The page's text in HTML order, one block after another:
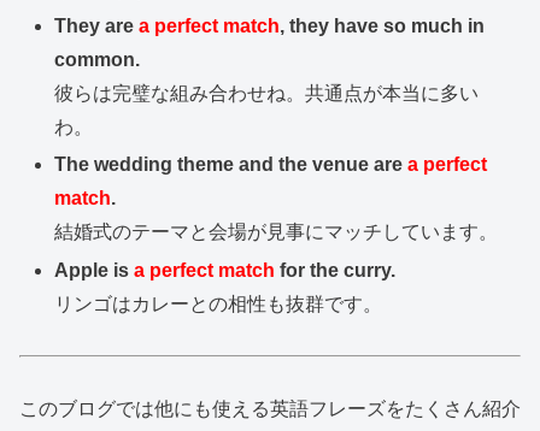
They are a perfect match, they have so much in
common.
彼らは完璧な組み合わせね。共通点が本当に多い
わ。
The wedding theme and the venue area perfect
match.
結婚式のテーマと会場が見事にマッチしています。
Apple isa perfect match for the curry.
リンゴはカレーとの相性も抜群です。
このブログでは他にも使える英語フレーズをたくさん紹介